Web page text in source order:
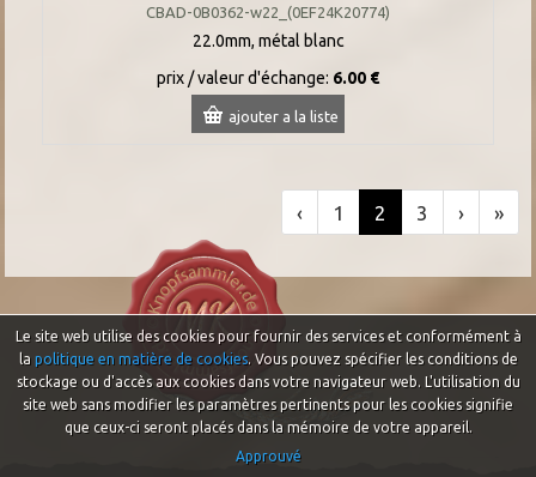
CBAD-0B0362-w22_(0EF24K20774)
22.0mm, métal blanc
prix / valeur d'échange: 6.00 €
ajouter a la liste
‹ 1 2 3 › »
Le site web utilise des cookies pour fournir des services et conformément à
la politique en matière de cookies. Vous pouvez spécifier les conditions de
stockage ou d'accès aux cookies dans votre navigateur web. L'utilisation du
site web sans modifier les paramètres pertinents pour les cookies signifie
que ceux-ci seront placés dans la mémoire de votre appareil.
Approuvé